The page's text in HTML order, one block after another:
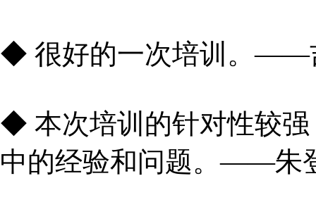
◆ 很好的一次培训。——
◆ 本次培训的针对性较
中的经验和问题。——朱